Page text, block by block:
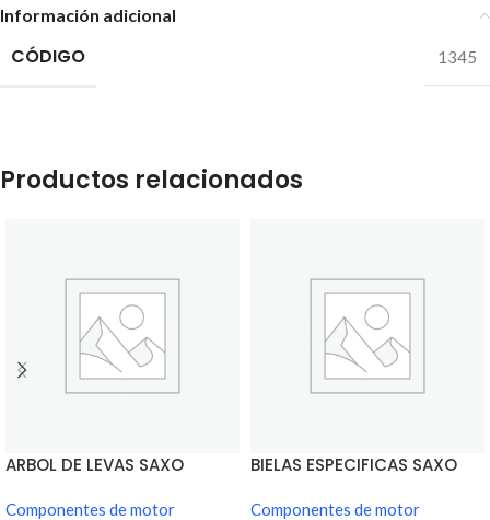
Información adicional
CÓDIGO 1345
Productos relacionados
ARBOL DE LEVAS SAXO
Componentes de motor
BIELAS ESPECIFICAS SAXO
Componentes de motor